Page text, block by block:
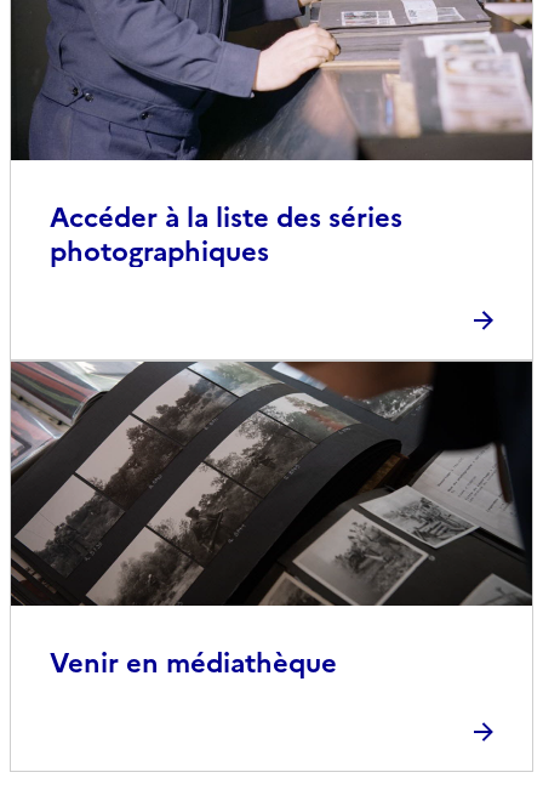
Accéder à la liste des séries
photographiques
Venir en médiathèque